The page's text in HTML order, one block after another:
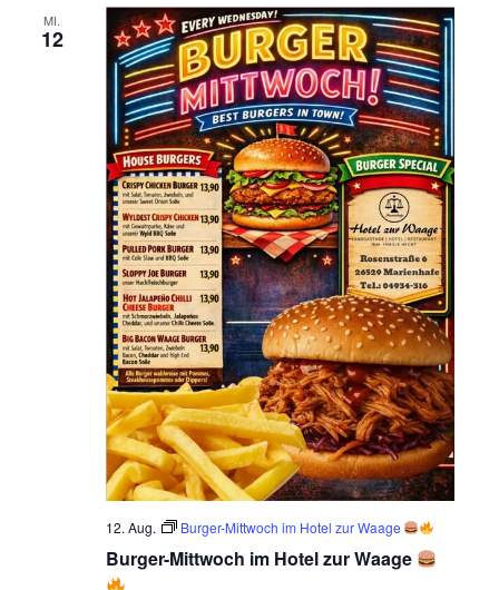
MI.
12
Burger-Mittwoch im Hotel zur Waage
12. Aug. Burger-Mittwoch im Hotel zur Waage